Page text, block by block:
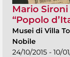
Mario
“Popolo
Musei di Villa
Nobile
24/10/2015 - 10/